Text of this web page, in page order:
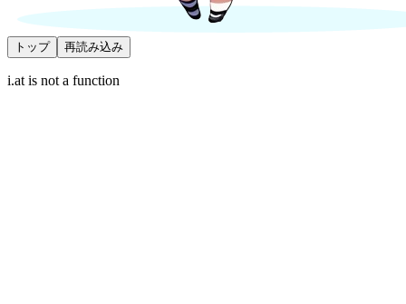
トップ 再読み込み
i.at is not a function